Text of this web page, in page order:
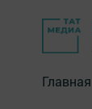
Главная